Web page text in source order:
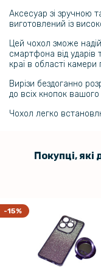
Amazfit Bip 6 / 5​​​, 22mm
Загартоване захисне
Аксесуар зі зручною
виготовлений із
Цей чохол зможе
смартфона від ударів
краї в області камери
Вирізи бездоганно
до всіх кнопок вашого
Чохол легко
Покупці,
-15%